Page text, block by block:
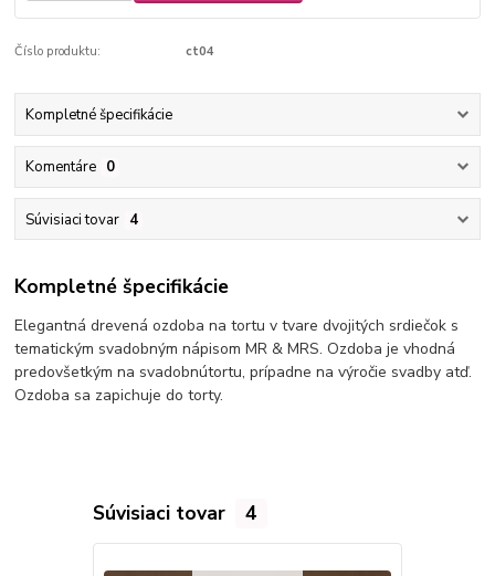
Číslo produktu: ct04
Kompletné špecifikácie
Komentáre 0
Súvisiaci tovar 4
Kompletné špecifikácie
Elegantná drevená ozdoba na tortu v tvare dvojitých srdiečok s
tematickým svadobným nápisom MR & MRS. Ozdoba je vhodná
predovšetkým na svadobnútortu, prípadne na výročie svadby atď.
Ozdoba sa zapichuje dotorty.
Súvisiaci tovar 4